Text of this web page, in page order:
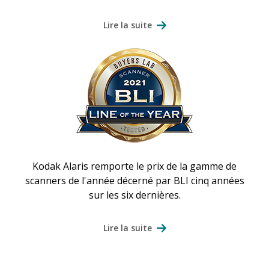
Lire la suite
Kodak Alaris remporte le prix de la gamme de
scanners de l'année décerné par BLI cinq années
sur les six dernières.
Lire la suite